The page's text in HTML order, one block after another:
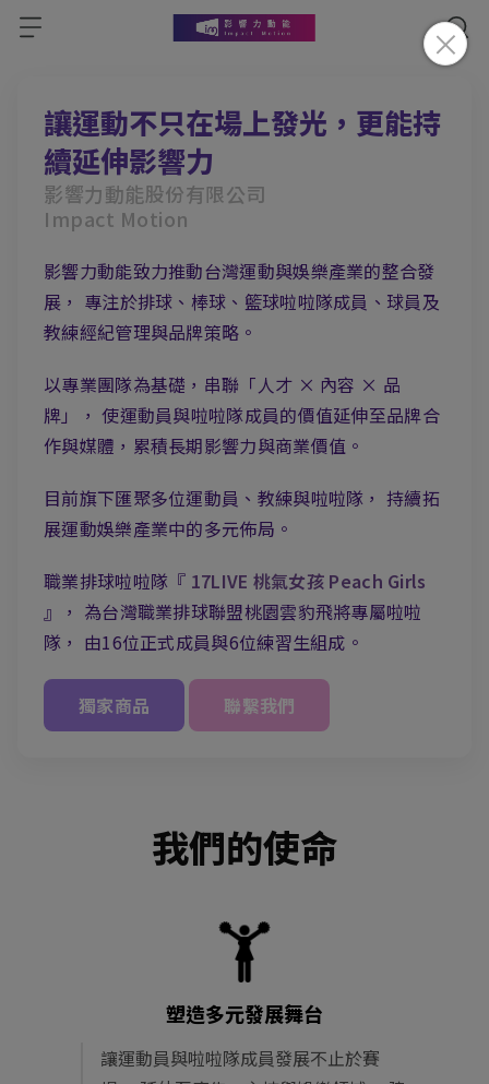
讓運動不只在場上發光，更能持
續延伸影響力
影響力動能股份有限公司
Impact Motion
影響力動能致力推動台灣運動與娛樂產業的整合發
展， 專注於排球、棒球、籃球啦啦隊成員、球員及
教練經紀管理與品牌策略。
以專業團隊為基礎，串聯「人才 × 內容 × 品
牌」， 使運動員與啦啦隊成員的價值延伸至品牌合
作與媒體，累積長期影響力與商業價值。
目前旗下匯聚多位運動員、教練與啦啦隊， 持續拓
展運動娛樂產業中的多元佈局。
職業排球啦啦隊『 17LIVE 桃氣女孩 Peach Girls
』， 為台灣職業排球聯盟桃園雲豹飛將專屬啦啦
隊， 由16位正式成員與6位練習生組成。
獨家商品 聯繫我們
我們的使命
塑造多元發展舞台
讓運動員與啦啦隊成員發展不止於賽